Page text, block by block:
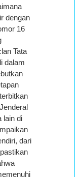
dengan
16
Tata
dalam
lain di
dari